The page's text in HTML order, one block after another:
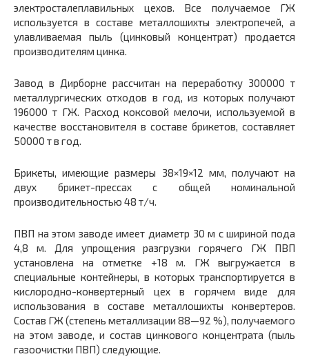
электросталеплавильных цехов. Все получаемое ГЖ
используется в составе металлошихты электропечей, а
улавливаемая пыль (цинковый концентрат) продается
производителям цинка.
Завод в Дирборне рассчитан на переработку 300000 т
металлургических отходов в год, из которых получают
196000 т ГЖ. Расход коксовой мелочи, используемой в
качестве восстановителя в составе брикетов, составляет
50000 т в год.
Брикеты, имеющие размеры 38×19×12 мм, получают на
двух брикет-прессах с общей номинальной
производительностью 48 т/ч.
ПВП на этом заводе имеет диаметр 30 м с шириной пода
4,8 м. Для упрощения разгрузки горячего ГЖ ПВП
установлена на отметке +18 м. ГЖ выгружается в
специальные контейнеры, в которых транспортируется в
кислородно-конвертерный цех в горячем виде для
использования в составе металлошихты конвертеров.
Состав ГЖ (степень металлизации 88—92 %), получаемого
на этом заводе, и состав цинкового концентрата (пыль
газоочистки ПВП) следующие.